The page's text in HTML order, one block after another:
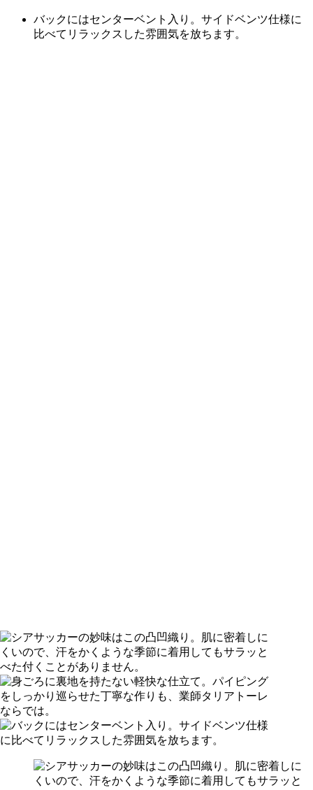
バックにはセンターベント入り。サイドベンツ仕様に
比べてリラックスした雰囲気を放ちます。